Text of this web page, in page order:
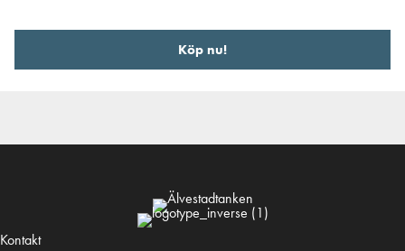
Köp nu!
Kontakt